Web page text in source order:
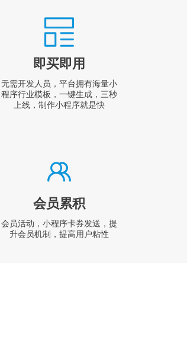
即买即用
无需开发人员，平台拥有海量小
程序行业模板，一键生成，三秒
上线，制作小程序就是快
会员累积
会员活动，小程序卡券发送，提
升会员机制，提高用户粘性